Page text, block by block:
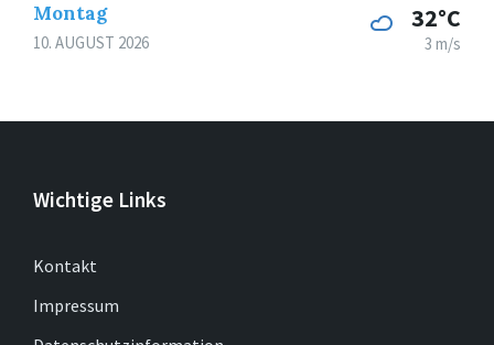
Montag
10. AUGUST 2026
32°C
3 m/s
Wichtige Links
Kontakt
Impressum